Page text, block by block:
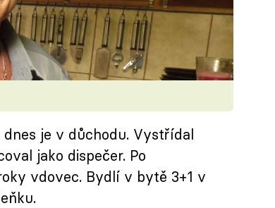
je v důchodu. Vystřídal
jako dispečer. Po
vdovec. Bydlí v bytě 3+1 v